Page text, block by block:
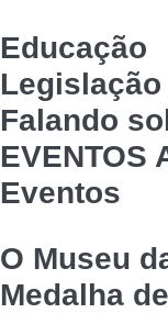
Educação
Falando
EVENTOS
Eventos
O Museu
Medalha